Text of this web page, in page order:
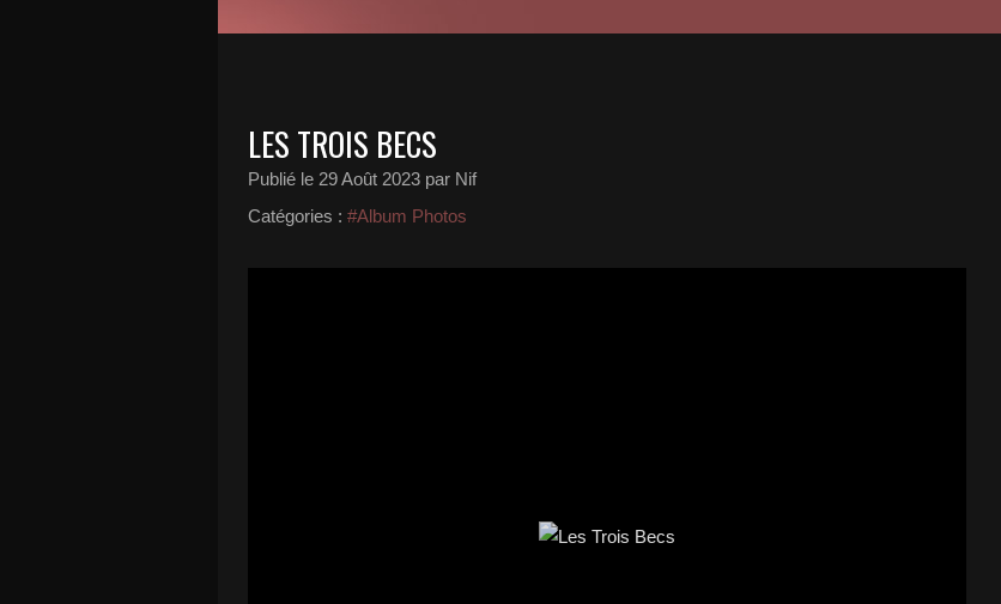
LES TROIS BECS
Publié le 29 Août 2023 par Nif
Catégories : #Album Photos